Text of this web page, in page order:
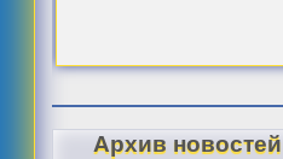
Архив новостей